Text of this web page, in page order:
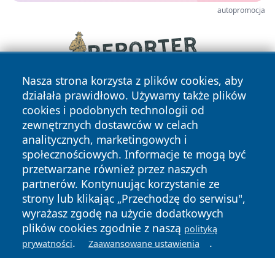
autopromocja
Nasza strona korzysta z plików cookies, aby
działała prawidłowo. Używamy także plików
cookies i podobnych technologii od
zewnętrznych dostawców w celach
analitycznych, marketingowych i
społecznościowych. Informacje te mogą być
przetwarzane również przez naszych
partnerów. Kontynuując korzystanie ze
strony lub klikając „Przechodzę do serwisu",
wyrażasz zgodę na użycie dodatkowych
plików cookies zgodnie z naszą polityką
prywatności. Zaawansowane ustawienia .
Copyright © 2026 wrotazabrza.pl Wszystkie prawa
zastrzeżone.
News Autorzy
Polityka
Prywatności
Polityka
Cookies